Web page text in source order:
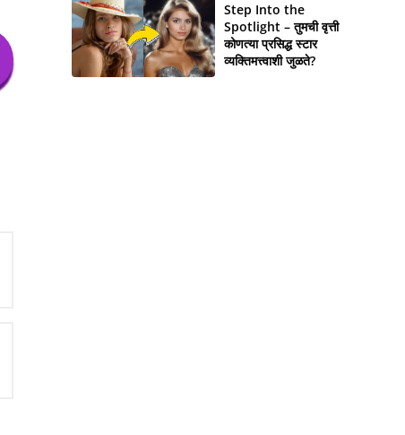
Step Into the
Spotlight – तुमची वृत्ती
कोणत्या प्रसिद्ध स्टार
व्यक्तिमत्त्वाशी जुळते?